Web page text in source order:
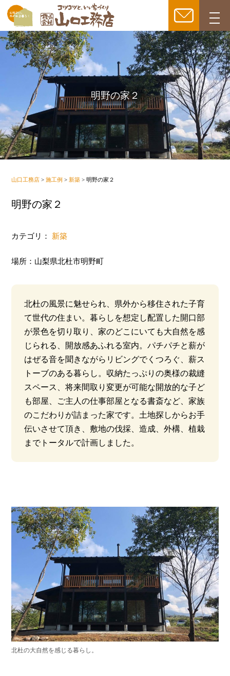
明野の家２
山口工務店 >施工例 > 新築 >明野の家２
明野の家２
カテゴリ： 新築
場所：山梨県北杜市明野町
北杜の風景に魅せられ、県外から移住された子育
て世代の住まい。暮らしを想定し配置した開口部
が景色を切り取り、家のどこにいても大自然を感
じられる、開放感あふれる室内。パチパチと薪が
はぜる音を聞きながらリビングでくつろぐ、薪ス
トーブのある暮らし。収納たっぷりの奥様の裁縫
スペース、将来間取り変更が可能な開放的な子ど
も部屋、ご主人の仕事部屋となる書斎など、家族
のこだわりが詰まった家です。土地探しからお手
伝いさせて頂き、敷地の伐採、造成、外構、植栽
までトータルで計画しました。
北杜の大自然を感じる暮らし。